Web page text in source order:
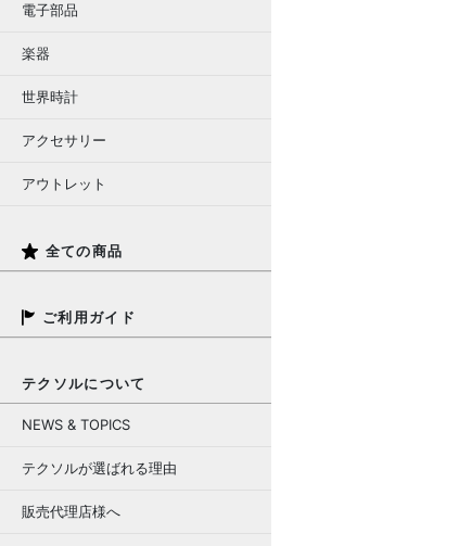
電子部品
楽器
世界時計
アクセサリー
アウトレット
全ての商品
ご利用ガイド
テクソルについて
NEWS & TOPICS
テクソルが選ばれる理由
販売代理店様へ